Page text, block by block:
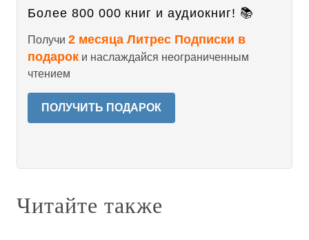
Более 800 000 книг и аудиокниг! 📚
Получи 2 месяца Литрес Подписки в
подарок и наслаждайся неограниченным
чтением
ПОЛУЧИТЬ ПОДАРОК
Читайте также